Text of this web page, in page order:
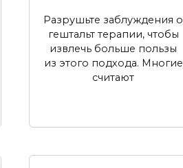
Разрушьте заблуждения о
гештальт терапии, чтобы
извлечь больше пользы
из этого подхода. Многие
считают